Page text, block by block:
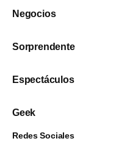
Negocios
Sorprendente
Espectáculos
Geek
Redes Sociales